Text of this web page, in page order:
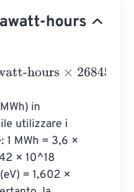
hours
×26845056410
in
utilizzare i
MWh = 3,6 ×
× 10^18
= 1,602 ×